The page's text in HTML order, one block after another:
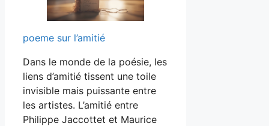
poeme sur l’amitié
Dans le monde de la poésie, les
liens d’amitié tissent une toile
invisible mais puissante entre
les artistes. L’amitié entre
Philippe Jaccottet et Maurice